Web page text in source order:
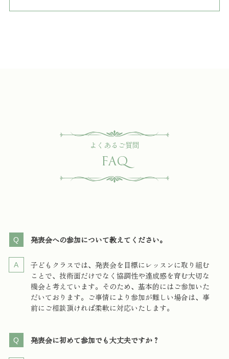
よくあるご質問
FAQ
発表会への参加について教えてください。
子どもクラスでは、発表会を目標にレッスンに取り組む
ことで、技術面だけでなく協調性や達成感を育む大切な
機会と考えています。そのため、基本的にはご参加いた
だいております。ご事情により参加が難しい場合は、事
前にご相談頂ければ柔軟に対応いたします。
発表会に初めて参加でも大丈夫ですか？